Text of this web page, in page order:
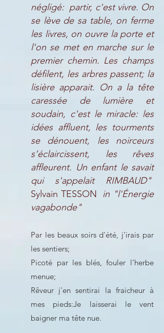
négligé: partir, c'est vivre. On
se lève de sa table, on ferme
les livres, on ouvre la porte et
l'on se met en marche sur le
premier chemin. Les champs
défilent, les arbres passent; la
lisière apparait. On a la tête
caressée de lumière et
soudain, c'est le miracle: les
idées affluent, les tourments
se dénouent, les noirceurs
s’éclaircissent, les rêves
affleurent. Un enfant le savait
qui s'appelait RIMBAUD"
Sylvain TESSON in "l'Énergie
vagabonde"
Par les beaux soirs d'été, j'irais par
les sentiers;
Picoté par les blés, fouler l'herbe
menue;
Rêveur j'en sentirai la fraicheur à
mes pieds:Je laisserai le vent
baigner ma tête nue.